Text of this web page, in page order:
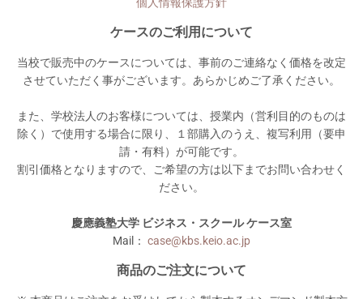
ケースのご利用について
当校で販売中のケースについては、事前のご連絡なく価格を改定
させていただく事がございます。あらかじめご了承ください。
また、学校法人のお客様については、授業内（営利目的のものは
除く）で使用する場合に限り、１部購入のうえ、複写利用（要申
請・有料）が可能です。
割引価格となりますので、ご希望の方は以下までお問い合わせく
ださい。
慶應義塾大学 ビジネス・スクール ケース室
Mail： case@kbs.keio.ac.jp
商品のご注文について